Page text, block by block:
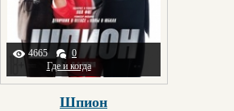
4665
0
Где и когда
Шпион